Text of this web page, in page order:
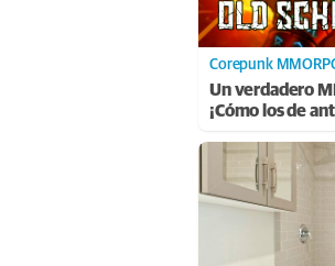
Corepunk
Un verdadero
¡Cómo los de